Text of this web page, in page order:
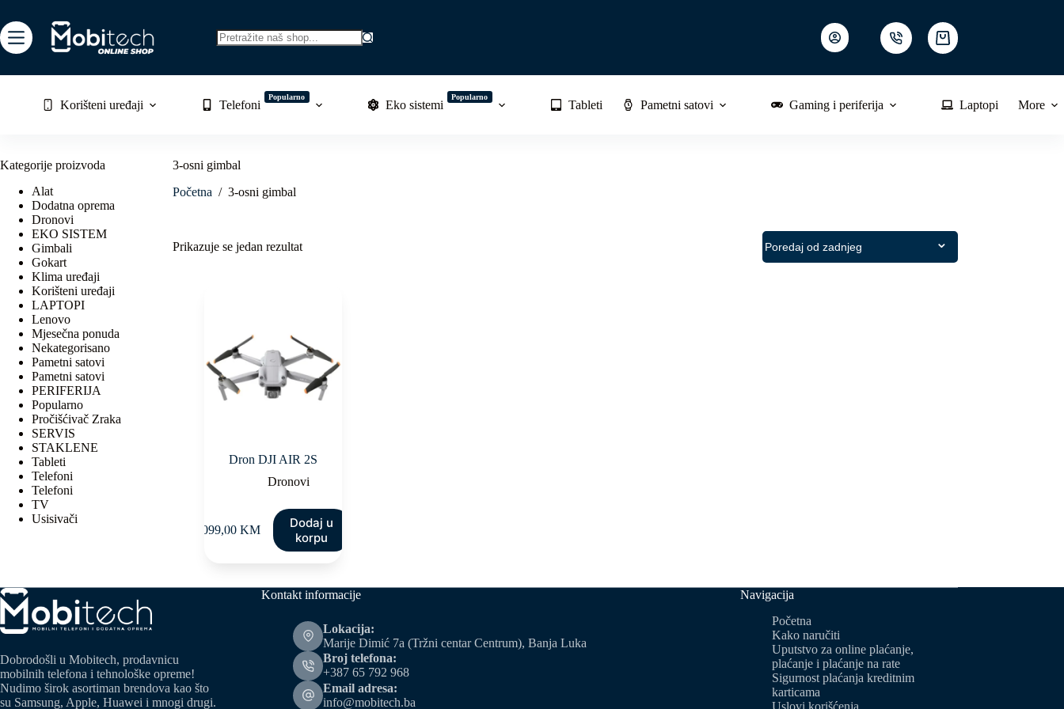
to
content
Shopping
cart
Korišteni uređaji Telefoni
Popularno
Eko sistemi
Popularno
Tableti Pametni satovi Gaming i periferija Laptopi More
3-osni gimbal
Početna / 3-osni gimbal
Prikazuje se jedan rezultat
Dron DJI AIR 2S
Dronovi
2.099,00KM
Dodaj u
korpu
Kategorije proizvoda
Alat
Dodatna oprema
Dronovi
EKO SISTEM
Gimbali
Gokart
Klima uređaji
Korišteni uređaji
LAPTOPI
Lenovo
Mjesečna ponuda
Nekategorisano
Pametni satovi
Pametni satovi
PERIFERIJA
Popularno
Pročišćivač Zraka
SERVIS
STAKLENE
Tableti
Telefoni
Telefoni
TV
Usisivači
Dobrodošli u Mobitech, prodavnicu
mobilnih telefona i tehnološke opreme!
Nudimo širok asortiman brendova kao što
su Samsung, Apple, Huawei i mnogi drugi.
Kontakt informacije
Lokacija:
Marije Dimić 7a (Tržni centar Centrum), Banja Luka
Broj telefona:
+387 65 792 968
Email adresa:
info@mobitech.ba
Navigacija
Početna
Kako naručiti
Uputstvo za online plaćanje,
plaćanje i plaćanje na rate
Sigurnost plaćanja kreditnim
karticama
Uslovi korišćenja